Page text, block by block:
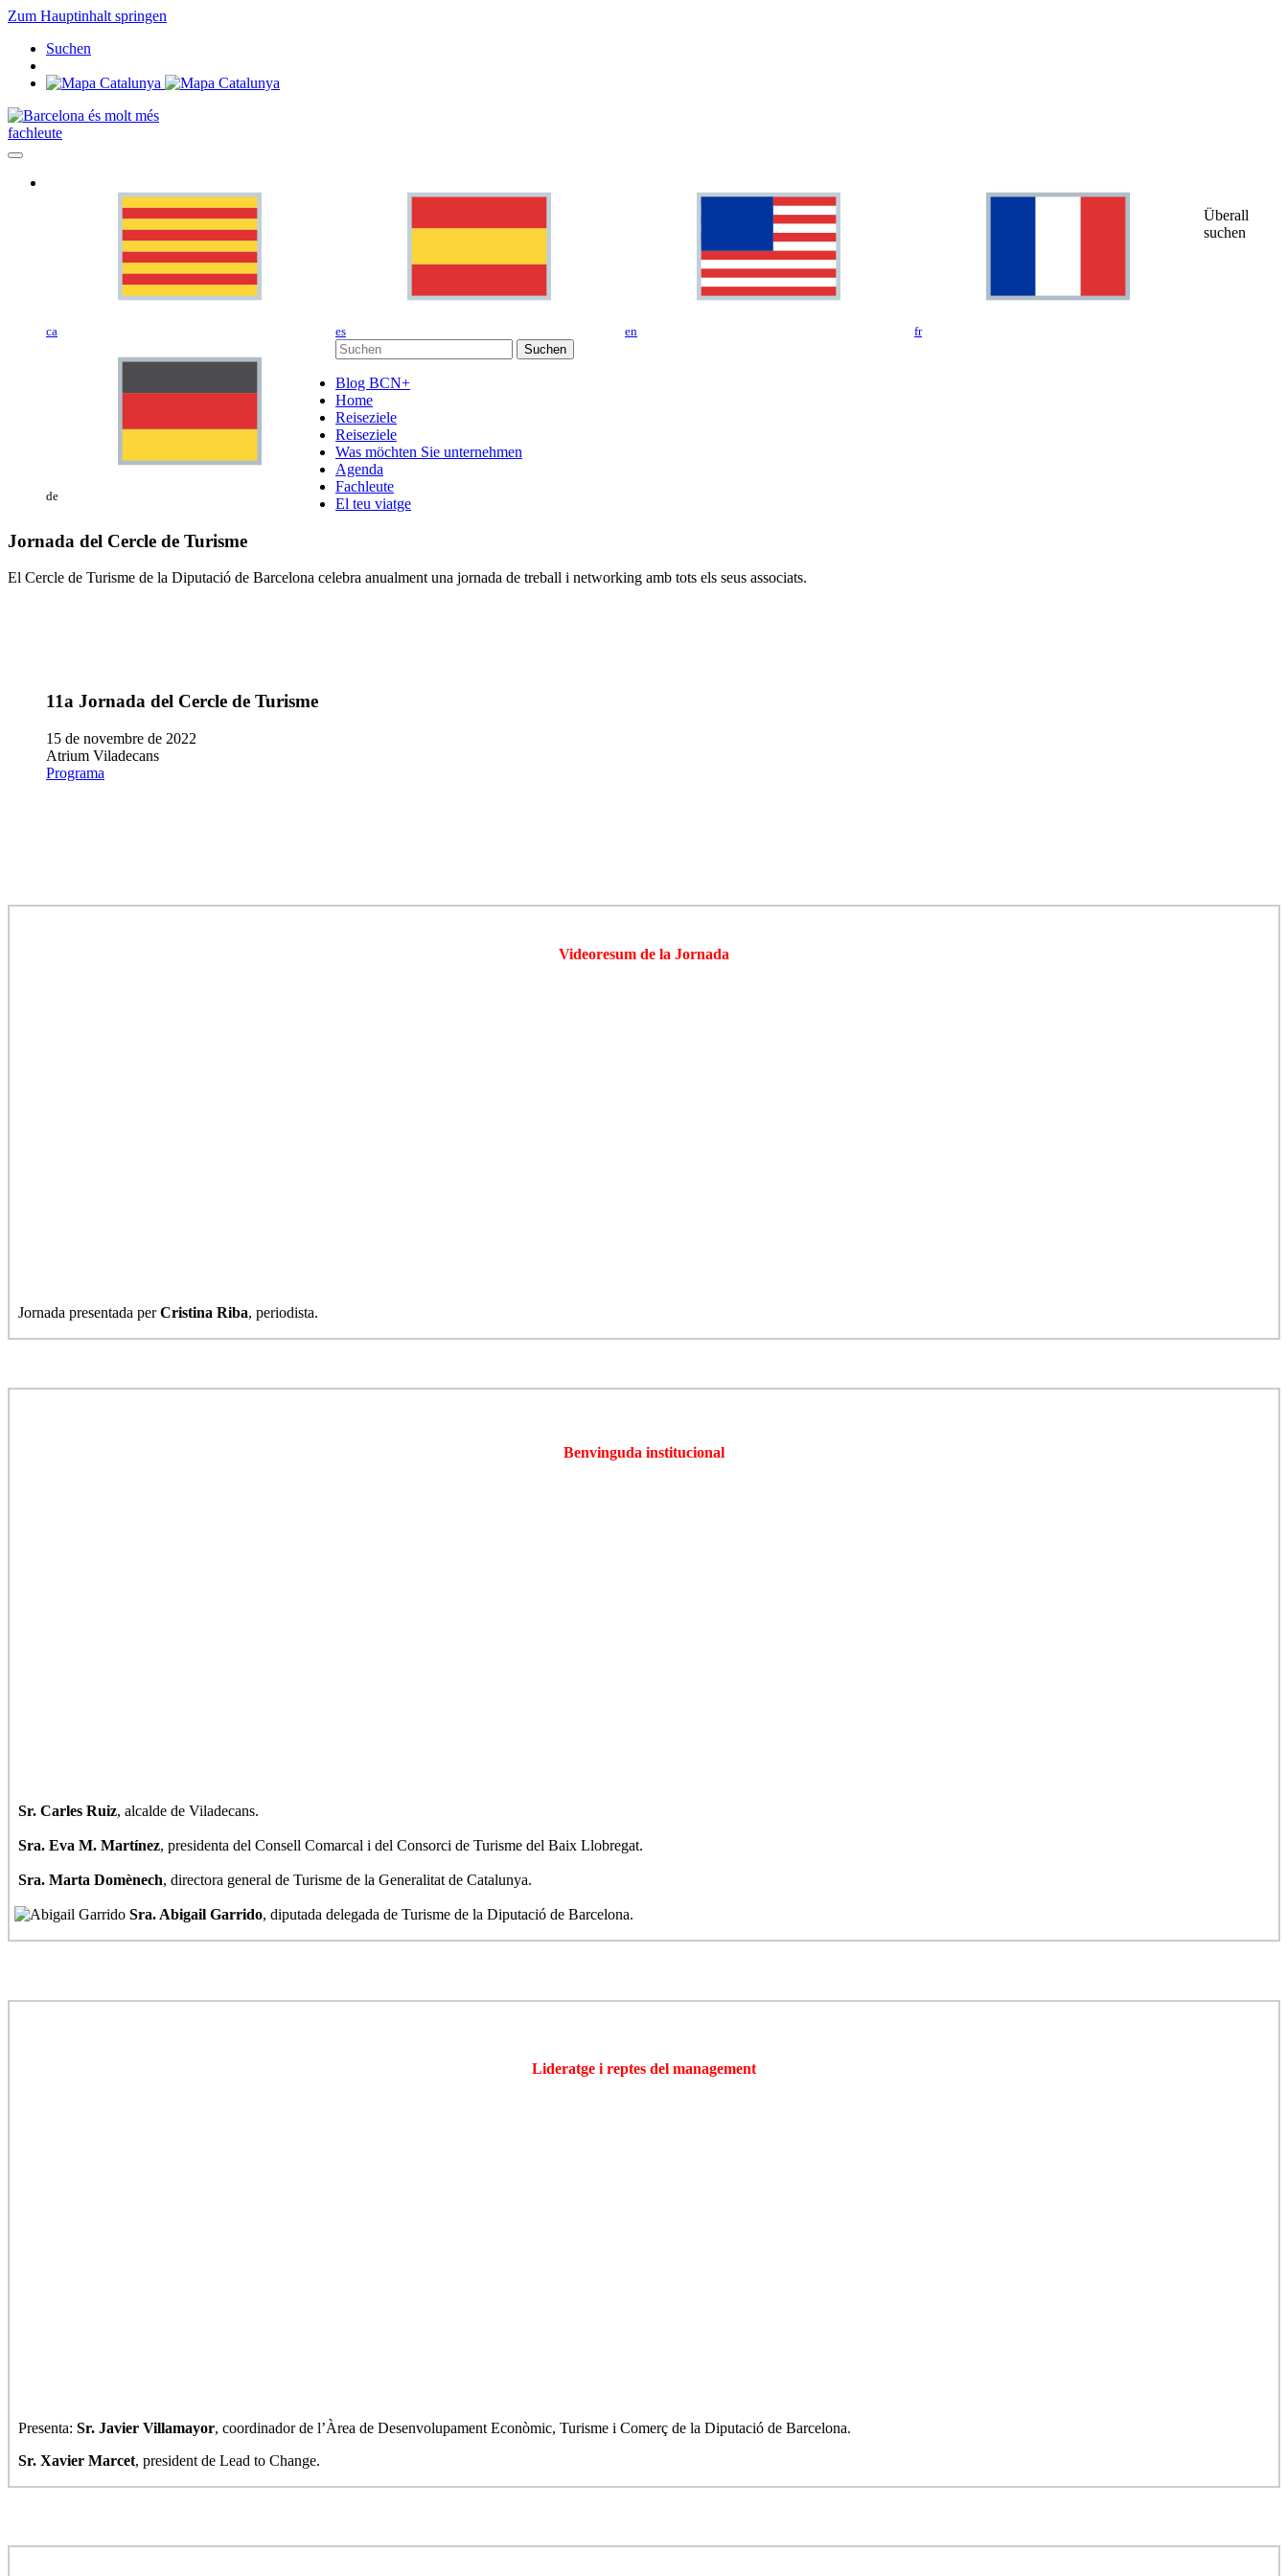
Zum Hauptinhalt springen
Suchen
fachleute
ca es en fr
de
Überall
suchen
Suchen
Blog BCN+
Home
Reiseziele
Reiseziele
Was möchten Sie unternehmen
Agenda
Fachleute
El teu viatge
Jornada del Cercle de Turisme
El Cercle de Turisme de la Diputació de Barcelona celebra anualment una jornada de treball i networking amb tots els seus associats.
11a Jornada del Cercle de Turisme
15 de novembre de 2022
Atrium Viladecans
Programa
Videoresum de la Jornada
Jornada presentada perCristina Riba, periodista.
Benvinguda institucional
Sr. Carles Ruiz, alcalde de Viladecans.
Sra. Eva M. Martínez, presidenta del Consell Comarcal i del Consorci de Turisme del Baix Llobregat.
Sra. Marta Domènech, directora general de Turisme de la Generalitat de Catalunya.
Sra. Abigail Garrido, diputada delegada de Turisme de la Diputació de Barcelona.
Lideratge i reptes del management
Presenta: Sr. Javier Villamayor, coordinador de l’Àrea de Desenvolupament Econòmic, Turisme i Comerç de la Diputació de Barcelona.
Sr. Xavier Marcet, president de Lead to Change.